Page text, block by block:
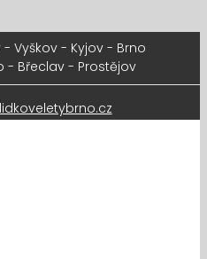
Vyškov - Kyjov - Brno
- Břeclav - Prostějov